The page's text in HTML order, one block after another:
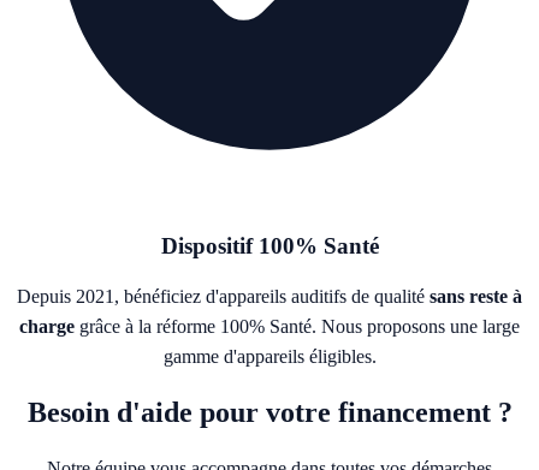
Dispositif 100% Santé
Depuis 2021, bénéficiez d'appareils auditifs de qualité sans reste à
charge grâce à la réforme 100% Santé. Nous proposons une large
gamme d'appareils éligibles.
Besoin d'aide pour votre financement ?